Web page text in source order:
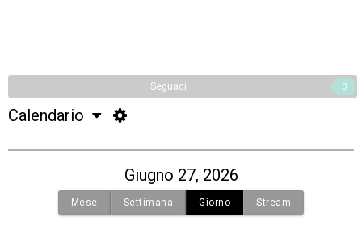
Seguaci 0
Calendario
Giugno 27, 2026
Mese Settimana Giorno Stream